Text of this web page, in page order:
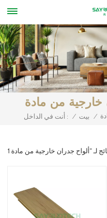
أنت في الداخل : / بيت /